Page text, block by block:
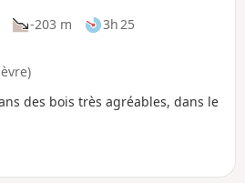
-203 m
3h 25
des bois très agréables, dans le